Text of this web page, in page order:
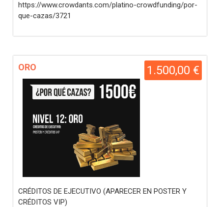
https://www.crowdants.com/platino-crowdfunding/por-
que-cazas/3721
1.500,00 €
ORO
CRÉDITOS DE EJECUTIVO (APARECER EN POSTER Y
CRÉDITOS VIP)